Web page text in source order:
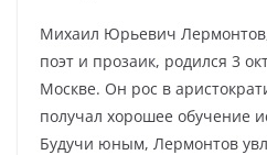
Михаил Юрьевич
поэт и прозаик, родился 3
Москве. Он рос в
получал хорошее обучение
Будучи юным, Лермонтов